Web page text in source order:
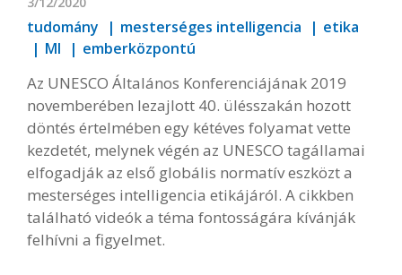
tudomány mesterséges intelligencia
etika
MI
emberközpontú
Az UNESCO Általános Konferenciájának 2019
novemberében lezajlott 40. ülésszakán hozott
döntés értelmében egy kétéves folyamat vette
kezdetét, melynek végén az UNESCO tagállamai
elfogadják az első globális normatív eszközt a
mesterséges intelligencia etikájáról. A cikkben
található videók a téma fontosságára kívánják
felhívni a figyelmet.